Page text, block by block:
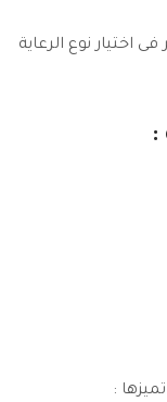
اختيار نوع الرعاية
:
: